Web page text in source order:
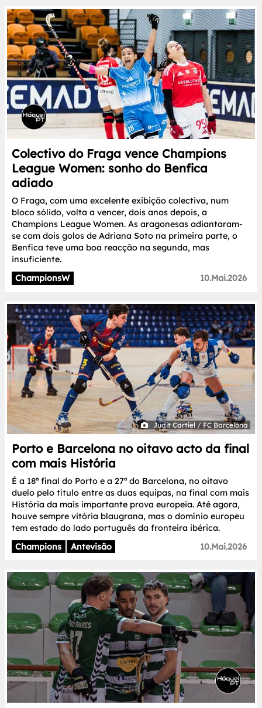
Colectivo do Fraga vence Champions
League Women: sonho do Benfica
adiado
O Fraga, com uma excelente exibição colectiva, num
bloco sólido, volta a vencer, dois anos depois, a
Champions League Women. As aragonesas adiantaram-
se com dois golos de Adriana Soto na primeira parte, o
Benfica teve uma boa reacção na segunda, mas
insuficiente.
ChampionsW
10.Mai.2026
Judit Cartiel / FC Barcelona
Porto e Barcelona no oitavo acto da final
com mais História
É a 18ª final do Porto e a 27ª do Barcelona, no oitavo
duelo pelo título entre as duas equipas, na final com mais
História da mais importante prova europeia. Até agora,
houve sempre vitória blaugrana, mas o domínio europeu
tem estado do lado português da fronteira ibérica.
Champions
Antevisão 10.Mai.2026